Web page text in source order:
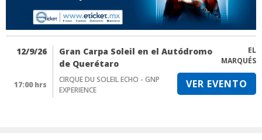
12/9/26
Gran Carpa Soleil en el Autódromo
de Querétaro
EL
MARQUÉS
17:00 hrs
CIRQUE DU SOLEIL ECHO - GNP
EXPERIENCE
VER EVENTO